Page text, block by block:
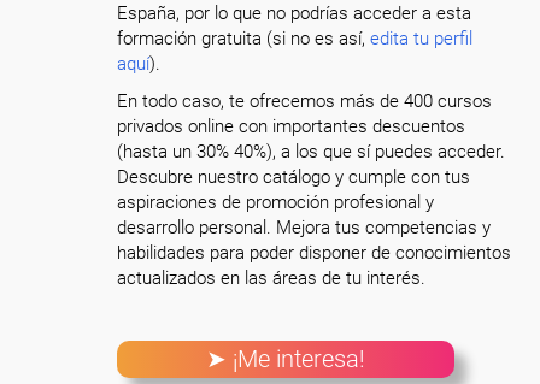
España, por lo que no podrías acceder a esta
formación gratuita (si no es así,edita tu perfil
aquí).
En todo caso, te ofrecemos más de 400 cursos
privados online con importantes descuentos
(hasta un 30% 40%), a los que sí puedes acceder.
Descubre nuestro catálogo y cumple con tus
aspiraciones de promoción profesional y
desarrollo personal. Mejora tus competencias y
habilidades para poder disponer de conocimientos
actualizados en las áreas de tu interés.
➤ ¡Me interesa!